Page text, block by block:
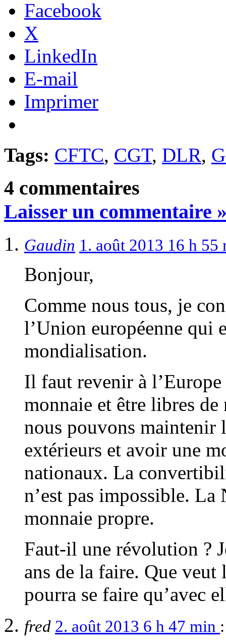
Facebook
X
LinkedIn
E-mail
Imprimer
Tags: CFTC, CGT, DLR,
4 commentaires
Laisser un commentaire
Gaudin 1. août 2013 16 h
Bonjour,
Comme nous tous, je
l’Union européenne qui
mondialisation.
Il faut revenir à
monnaie et être libres
nous pouvons maintenir
extérieurs et avoir une
nationaux. La
n’est pas impossible.
monnaie propre.
Faut-il une révolution ?
ans de la faire. Que
pourra se faire qu’avec
fred 2. août 2013 6 h 47 min :